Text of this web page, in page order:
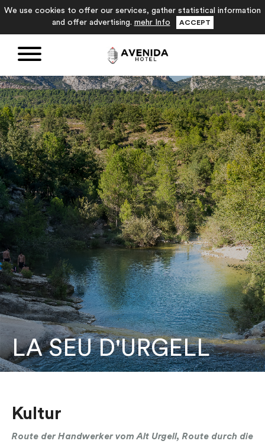
We use cookies to offer our services, gather statistical information
and offer advertising. mehr Info ACCEPT
LA SEU D'URGELL
Kultur
Route der Handwerker vom Alt Urgell, Route durch die